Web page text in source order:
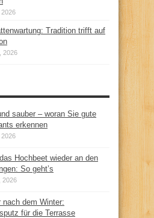
Tradition trifft auf
2026
sauber – woran Sie gute
erkennen
Hochbeet wieder an den
So geht’s
2026
nach dem Winter:
für die Terrasse